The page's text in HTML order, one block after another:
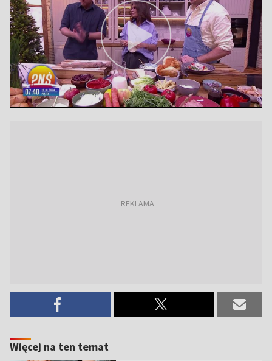
Więcej na ten temat